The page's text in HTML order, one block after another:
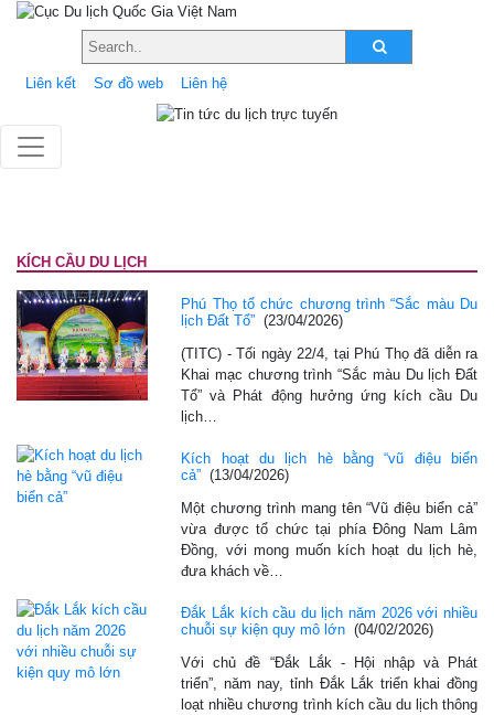
Liên kết Sơ đồ web Liên hệ
KÍCH CẦU DU LỊCH
Phú Thọ tổ chức chương trình “Sắc màu Du
lịch Đất Tổ” (23/04/2026)
(TITC) - Tối ngày 22/4, tại Phú Thọ đã diễn ra
Khai mạc chương trình “Sắc màu Du lịch Đất
Tổ” và Phát động hưởng ứng kích cầu Du
lịch…
Kích hoạt du lịch hè bằng “vũ điệu biển
cả” (13/04/2026)
Một chương trình mang tên “Vũ điệu biển cả”
vừa được tổ chức tại phía Đông Nam Lâm
Đồng, với mong muốn kích hoạt du lịch hè,
đưa khách về…
Đắk Lắk kích cầu du lịch năm 2026 với nhiều
chuỗi sự kiện quy mô lớn (04/02/2026)
Với chủ đề “Đắk Lắk - Hội nhập và Phát
triển”, năm nay, tỉnh Đắk Lắk triển khai đồng
loạt nhiều chương trình kích cầu du lịch thông